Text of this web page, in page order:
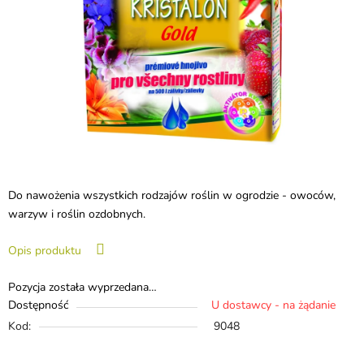
Do nawożenia wszystkich rodzajów roślin w ogrodzie - owoców,
warzyw i roślin ozdobnych.
Opis produktu
Pozycja została wyprzedana…
Dostępność
U dostawcy - na żądanie
Kod:
9048